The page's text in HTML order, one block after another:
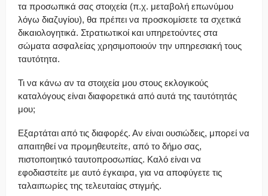
τα προσωπικά σας στοιχεία (π.χ. μεταβολή επωνύμου
λόγω διαζυγίου), θα πρέπει να προσκομίσετε τα σχετικά
δικαιολογητικά. Στρατιωτικοί και υπηρετούντες στα
σώματα ασφαλείας χρησιμοποιούν την υπηρεσιακή τους
ταυτότητα.
Τι να κάνω αν τα στοιχεία μου στους εκλογικούς
καταλόγους είναι διαφορετικά από αυτά της ταυτότητάς
μου;
Εξαρτάται από τις διαφορές. Αν είναι ουσιώδεις, μπορεί να
απαιτηθεί να προμηθευτείτε, από το δήμο σας,
πιστοποιητικό ταυτοπροσωπίας. Καλό είναι να
εφοδιαστείτε με αυτό έγκαιρα, για να αποφύγετε τις
ταλαιπωρίες της τελευταίας στιγμής.